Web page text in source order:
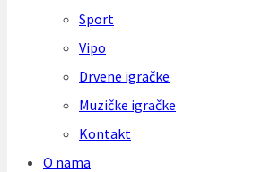
Sport
Vipo
Drvene igračke
Muzičke igračke
Kontakt
O nama